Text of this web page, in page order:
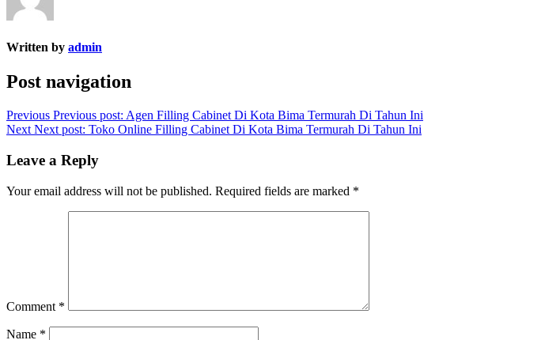
Written by admin
Post navigation
Previous Previous post: Agen Filling Cabinet Di Kota Bima Termurah Di Tahun Ini
Next Next post: Toko Online Filling Cabinet Di Kota Bima Termurah Di Tahun Ini
Leave a Reply
Your email address will not be published. Required fields are marked *
Comment *
Name *